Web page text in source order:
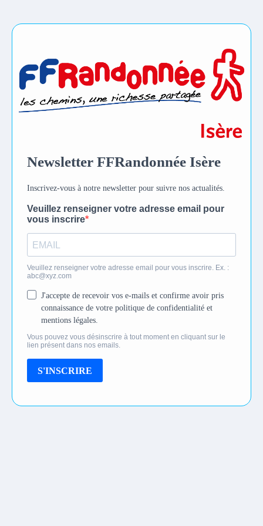
Newsletter FFRandonnée Isère
Inscrivez-vous à notre newsletter pour suivre nos actualités.
Veuillez renseigner votre adresse email pour
vous inscrire
Veuillez renseigner votre adresse email pour vous inscrire. Ex. :
abc@xyz.com
J'accepte de recevoir vos e-mails et confirme avoir pris
connaissance de votre politique de confidentialité et
mentions légales.
Vous pouvez vous désinscrire à tout moment en cliquant sur le
lien présent dans nos emails.
S'INSCRIRE